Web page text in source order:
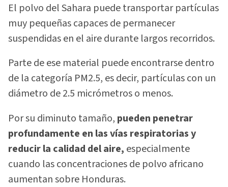
El polvo del Sahara puede transportar partículas
muy pequeñas capaces de permanecer
suspendidas en el aire durante largos recorridos.
Parte de ese material puede encontrarse dentro
de la categoría PM2.5, es decir, partículas con un
diámetro de 2.5 micrómetros o menos.
Por su diminuto tamaño, pueden penetrar
profundamente en las vías respiratorias y
reducir la calidad del aire, especialmente
cuando las concentraciones de polvo africano
aumentan sobre Honduras.